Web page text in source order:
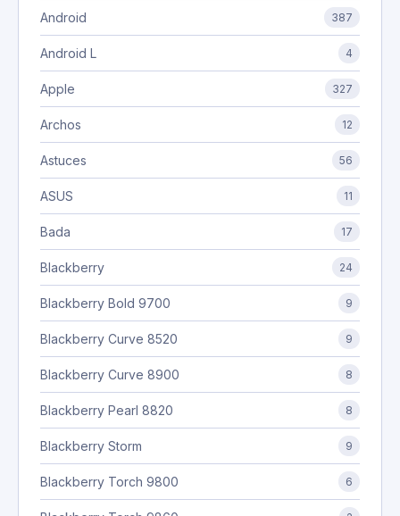
Android 387
Android L 4
Apple 327
Archos 12
Astuces 56
ASUS 11
Bada 17
Blackberry 24
Blackberry Bold 9700 9
Blackberry Curve 8520 9
Blackberry Curve 8900 8
Blackberry Pearl 8820 8
Blackberry Storm 9
Blackberry Torch 9800 6